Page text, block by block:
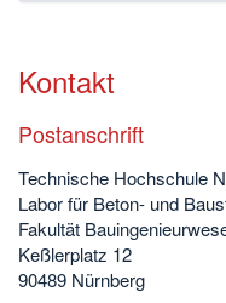
Kontakt
Postanschrift
Technische Hochschule
Labor für Beton- und
Fakultät
Keßlerplatz 12
90489 Nürnberg